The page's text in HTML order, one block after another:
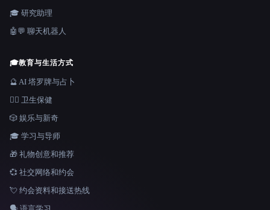
🎓 研究助理
🤖💬 聊天机器人
🎓教育与生活方式
🔮 AI 塔罗牌与占卜
👩‍⚕️ 卫生保健
🎲 娱乐与新奇
🎓 学习与导师
🎁 礼物创意和推荐
💞 社交网络和约会
💘 约会资料和接送热线